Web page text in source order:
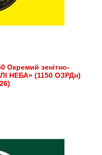
Окремий зенітно-
НЕБА» (1150 ОЗРДн)